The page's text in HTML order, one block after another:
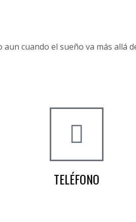
cuando el sueño va más allá
TELÉFONO